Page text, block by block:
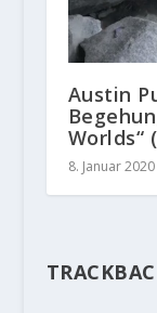
Austin
Worlds“
8. Januar 2020